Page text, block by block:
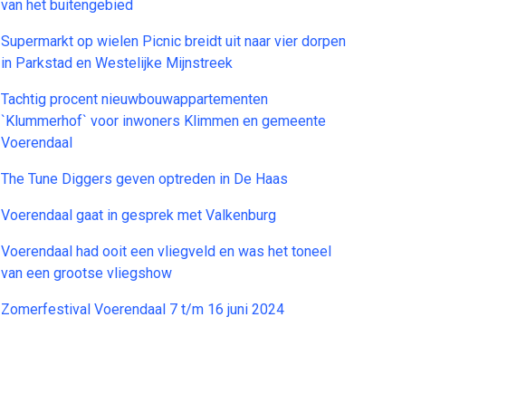
van het buitengebied
Supermarkt op wielen Picnic breidt uit naar vier dorpen
in Parkstad en Westelijke Mijnstreek
Tachtig procent nieuwbouwappartementen
`Klummerhof` voor inwoners Klimmen en gemeente
Voerendaal
The Tune Diggers geven optreden in De Haas
Voerendaal gaat in gesprek met Valkenburg
Voerendaal had ooit een vliegveld en was het toneel
van een grootse vliegshow
Zomerfestival Voerendaal 7 t/m 16 juni 2024